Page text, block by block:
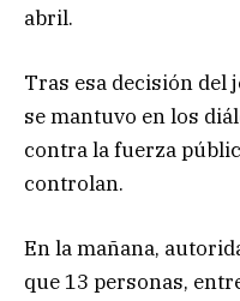
abril.
Tras esa decisión del
se mantuvo en los
contra la fuerza
controlan.
En la mañana,
que 13 personas,